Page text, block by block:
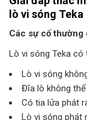
lò vi sóng Teka
Các sự cố thường
Lò vi sóng Teka
Lò vi sóng
Đĩa lò không
Có tia lửa phát
Lò vi sóng phát